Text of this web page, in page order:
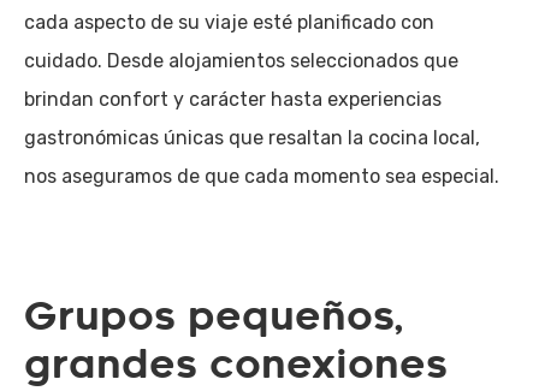
cada aspecto de su viaje esté planificado con
cuidado. Desde alojamientos seleccionados que
brindan confort y carácter hasta experiencias
gastronómicas únicas que resaltan la cocina local,
nos aseguramos de que cada momento sea especial.
Grupos pequeños,
grandes conexiones